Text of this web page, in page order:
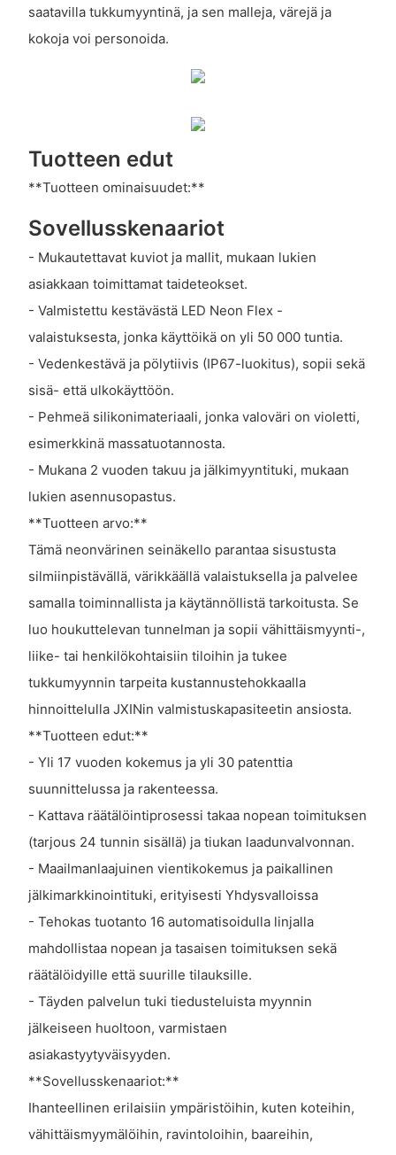
saatavilla tukkumyyntinä, ja sen malleja, värejä ja
kokoja voi personoida.
Tuotteen edut
**Tuotteen ominaisuudet:**
Sovellusskenaariot
- Mukautettavat kuviot ja mallit, mukaan lukien
asiakkaan toimittamat taideteokset.
- Valmistettu kestävästä LED Neon Flex -
valaistuksesta, jonka käyttöikä on yli 50 000 tuntia.
- Vedenkestävä ja pölytiivis (IP67-luokitus), sopii sekä
sisä- että ulkokäyttöön.
- Pehmeä silikonimateriaali, jonka valoväri on violetti,
esimerkkinä massatuotannosta.
- Mukana 2 vuoden takuu ja jälkimyyntituki, mukaan
lukien asennusopastus.
**Tuotteen arvo:**
Tämä neonvärinen seinäkello parantaa sisustusta
silmiinpistävällä, värikkäällä valaistuksella ja palvelee
samalla toiminnallista ja käytännöllistä tarkoitusta. Se
luo houkuttelevan tunnelman ja sopii vähittäismyynti-,
liike- tai henkilökohtaisiin tiloihin ja tukee
tukkumyynnin tarpeita kustannustehokkaalla
hinnoittelulla JXINin valmistuskapasiteetin ansiosta.
**Tuotteen edut:**
- Yli 17 vuoden kokemus ja yli 30 patenttia
suunnittelussa ja rakenteessa.
- Kattava räätälöintiprosessi takaa nopean toimituksen
(tarjous 24 tunnin sisällä) ja tiukan laadunvalvonnan.
- Maailmanlaajuinen vientikokemus ja paikallinen
jälkimarkkinointituki, erityisesti Yhdysvalloissa
- Tehokas tuotanto 16 automatisoidulla linjalla
mahdollistaa nopean ja tasaisen toimituksen sekä
räätälöidyille että suurille tilauksille.
- Täyden palvelun tuki tiedusteluista myynnin
jälkeiseen huoltoon, varmistaen
asiakastyytyväisyyden.
**Sovellusskenaariot:**
Ihanteellinen erilaisiin ympäristöihin, kuten koteihin,
vähittäismyymälöihin, ravintoloihin, baareihin,